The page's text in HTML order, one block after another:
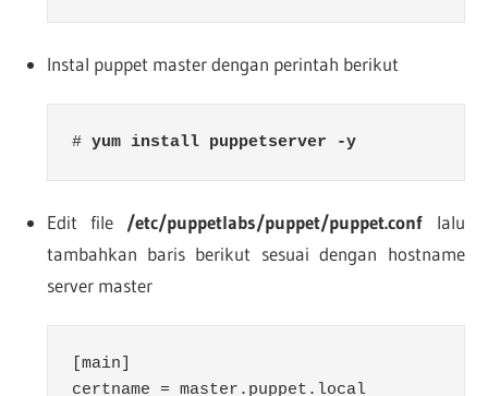
Instal puppet master dengan perintah berikut
# yum install puppetserver -y
Edit file /etc/puppetlabs/puppet/puppet.conf lalu
tambahkan baris berikut sesuai dengan hostname
server master
[main]
certname = master.puppet.local